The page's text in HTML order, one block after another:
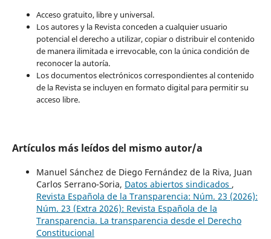
Acceso gratuito, libre y universal.
Los autores y la Revista conceden a cualquier usuario
potencial el derecho a utilizar, copiar o distribuir el contenido
de manera ilimitada e irrevocable, con la única condición de
reconocer la autoría.
Los documentos electrónicos correspondientes al contenido
de la Revista se incluyen en formato digital para permitir su
acceso libre.
Artículos más leídos del mismo autor/a
Manuel Sánchez de Diego Fernández de la Riva, Juan
Carlos Serrano-Soria, Datos abiertos sindicados ,
Revista Española de la Transparencia: Núm. 23 (2026):
Núm. 23 (Extra 2026): Revista Española de la
Transparencia. La transparencia desde el Derecho
Constitucional